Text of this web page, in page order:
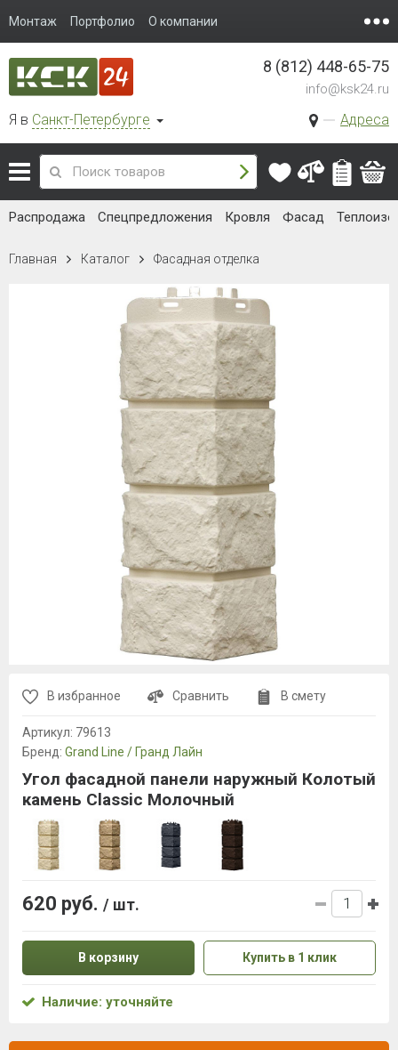
Монтаж Портфолио О компании
Я в Санкт-Петербурге Адреса
8 (812) 448-65-75
info@ksk24.ru
Распродажа Спецпредложения Кровля Фасад
Главная Каталог Фасадная отделка
В избранное Сравнить В смету
Артикул: 79613
Бренд: Grand Line / Гранд Лайн
Угол фасадной панели наружный Колотый
камень Classic Молочный
620 руб. / шт.
В корзину Купить в 1 клик
Наличие: уточняйте